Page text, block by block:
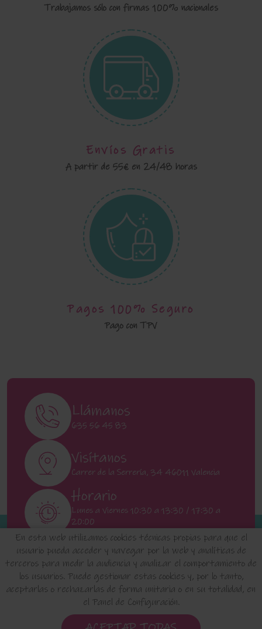
Trabajamos sólo con firmas 100% nacionales
Envíos Gratis
A partir de 55€ en 24/48 horas
Pagos 100% Seguro
Pago con TPV
En esta web utilizamos cookies técnicas propias para que el
usuario pueda acceder y navegar por la web y analíticas de
terceros para medir la audiencia y analizar el comportamiento de
los usuarios. Puede gestionar estas cookies y, por lo tanto,
aceptarlas o rechazarlas de forma unitaria o en su totalidad, en
el Panel de Configuración.
Llámanos
635 56 45 83
Visítanos
Carrer de la Serrería, 34 46011 Valencia
Horario
Lunes a Viernes 10:30 a 13:30 / 17:30 a
20:00
Sábados 11:00 a 13:00
INICIO QUIENES SOMOS FAQ'S
Política de Privacidad de Datos
Política de Cookies
Configuración de Cookies